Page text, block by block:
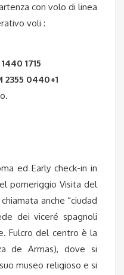
con volo di linea
voli :
1715
0440+1
ed Early check-in in
pomeriggio Visita del
anche “ciudad
dei viceré spagnoli
Fulcro del centro è la
de Armas), dove si
museo religioso e si